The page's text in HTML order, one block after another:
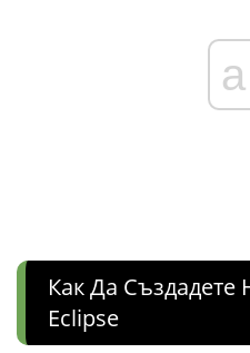
Как Да Създадете
Eclipse